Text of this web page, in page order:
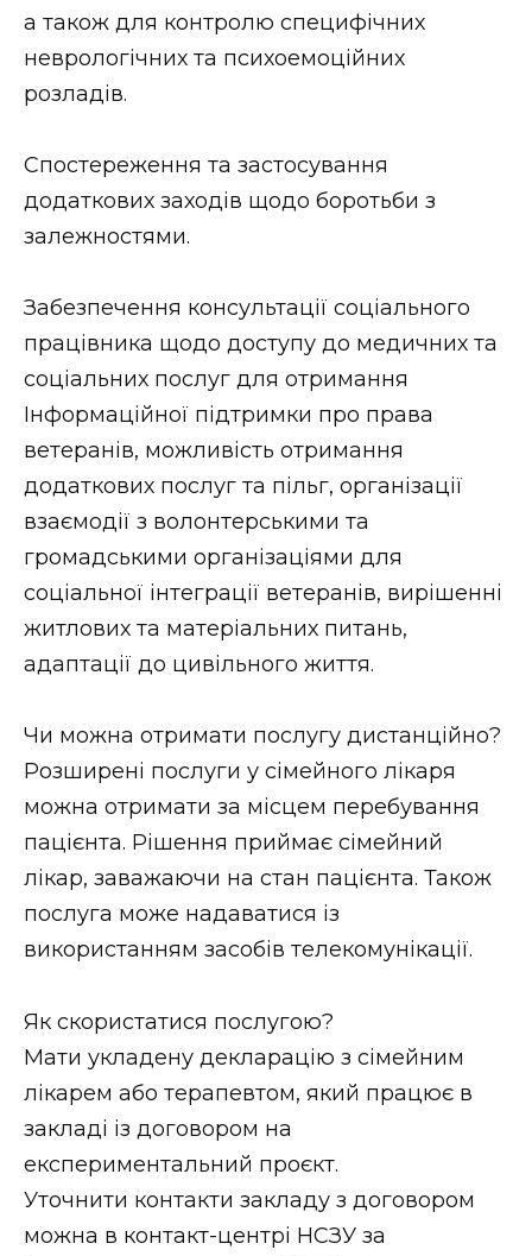
а також для контролю специфічних
неврологічних та психоемоційних
розладів.
Спостереження та застосування
додаткових заходів щодо боротьби з
залежностями.
Забезпечення консультації соціального
працівника щодо доступу до медичних та
соціальних послуг для отримання
Інформаційної підтримки про права
ветеранів, можливість отримання
додаткових послуг та пільг, організації
взаємодії з волонтерськими та
громадськими організаціями для
соціальної інтеграції ветеранів, вирішенні
житлових та матеріальних питань,
адаптації до цивільного життя.
Чи можна отримати послугу дистанційно?
Розширені послуги у сімейного лікаря
можна отримати за місцем перебування
пацієнта. Рішення приймає сімейний
лікар, заважаючи на стан пацієнта. Також
послуга може надаватися із
використанням засобів телекомунікації.
Як скористатися послугою?
Мати укладену декларацію з сімейним
лікарем або терапевтом, який працює в
закладі із договором на
експериментальний проєкт.
Уточнити контакти закладу з договором
можна в контакт-центрі НСЗУ за